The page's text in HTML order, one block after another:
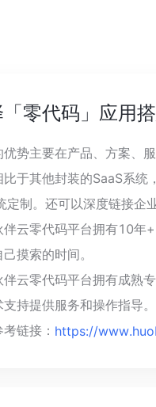
零代码」应用
势主要在产品、方案、服
于其他封装的SaaS系
制。还可以深度链接企
云零代码平台拥有10年
摸索的时间。
云零代码平台拥有成熟
持提供服务和操作指导。
链接： https://